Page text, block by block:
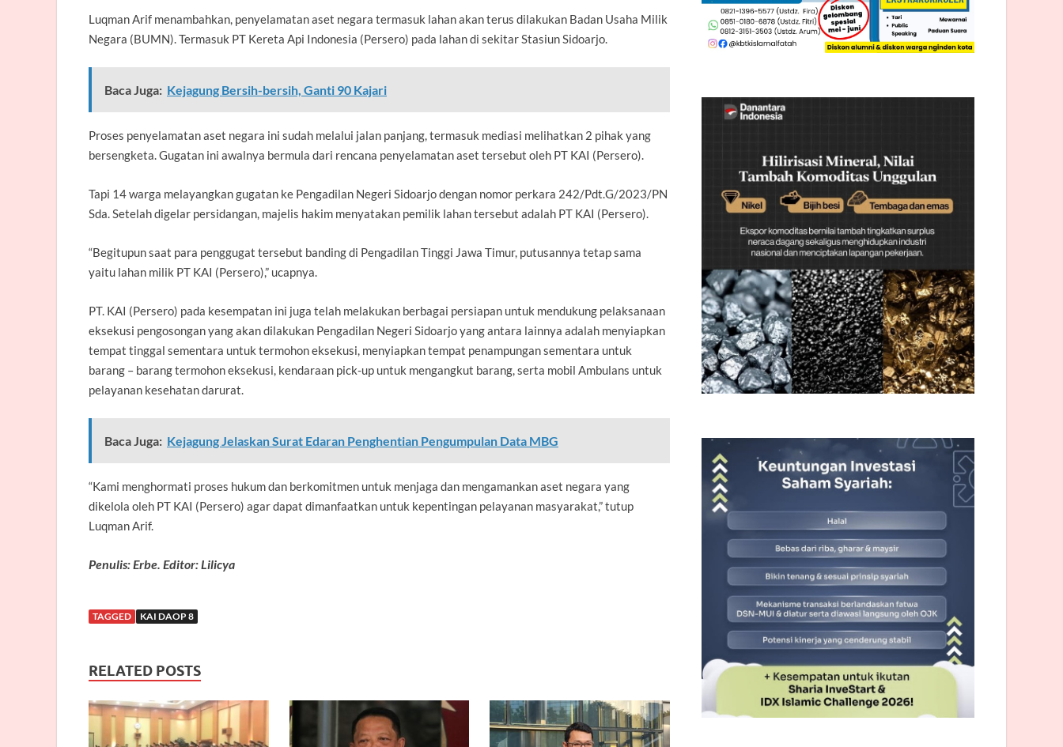
Luqman Arif menambahkan, penyelamatan aset negara termasuk lahan akan terus dilakukan Badan Usaha Milik
Negara (BUMN). Termasuk PT Kereta Api Indonesia (Persero) pada lahan di sekitar Stasiun Sidoarjo.
Baca Juga: Kejagung Bersih-bersih, Ganti 90 Kajari
Proses penyelamatan aset negara ini sudah melalui jalan panjang, termasuk mediasi melihatkan 2 pihak yang
bersengketa. Gugatan ini awalnya bermula dari rencana penyelamatan aset tersebut oleh PT KAI (Persero).
Tapi 14 warga melayangkan gugatan ke Pengadilan Negeri Sidoarjo dengan nomor perkara 242/Pdt.G/2023/PN
Sda. Setelah digelar persidangan, majelis hakim menyatakan pemilik lahan tersebut adalah PT KAI (Persero).
“Begitupun saat para penggugat tersebut banding di Pengadilan Tinggi Jawa Timur, putusannya tetap sama
yaitu lahan milik PT KAI (Persero),” ucapnya.
PT. KAI (Persero) pada kesempatan ini juga telah melakukan berbagai persiapan untuk mendukung pelaksanaan
eksekusi pengosongan yang akan dilakukan Pengadilan Negeri Sidoarjo yang antara lainnya adalah menyiapkan
tempat tinggal sementara untuk termohon eksekusi, menyiapkan tempat penampungan sementara untuk
barang – barang termohon eksekusi, kendaraan pick-up untuk mengangkut barang, serta mobil Ambulans untuk
pelayanan kesehatan darurat.
Baca Juga: Kejagung Jelaskan Surat Edaran Penghentian Pengumpulan Data MBG
“Kami menghormati proses hukum dan berkomitmen untuk menjaga dan mengamankan aset negara yang
dikelola oleh PT KAI (Persero) agar dapat dimanfaatkan untuk kepentingan pelayanan masyarakat,” tutup
Luqman Arif.
Penulis: Erbe. Editor: Lilicya
TAGGED KAI DAOP 8
RELATED POSTS